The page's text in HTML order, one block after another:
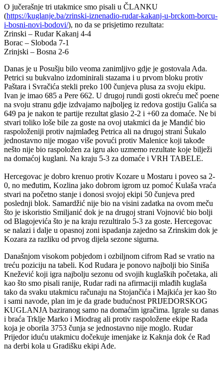
O jučerašnje tri utakmice smo pisali u ČLANKU
(https://kuglanje.ba/zrinski-iznenadio-rudar-kakanj-u-brckom-borcu-
i-bosni-novi-bodovi/), no da se prisjetimo rezultata:
Zrinski – Rudar Kakanj 4-4
Borac – Sloboda 7-1
Zrinjski – Bosna 2-6
Danas je u Posušju bilo veoma zanimljivo gdje je gostovala Ada.
Petrici su bukvalno izdominirali stazama i u prvom bloku protiv
Paštara i Svračića stekli preko 100 čunjeva plusa za svoju ekipu.
Ivan je imao 685 a Pere 662. U drugoj rundi gosti okreću meč poene
na svoju stranu gdje izdvajamo najboljeg iz redova gostiju Galića sa
649 pa je nakon te partije rezultat glasio 2-2 i +60 za domaće. Ne bi
stvari toliko loše bile za goste na ovoj utakmici da je Mandić bio
raspoloženiji protiv najmlađeg Petrica ali na drugoj strani Šukalo
jednostavno nije mogao više povući protiv Malenice koji takođe
nešto nije bio raspoložen za igru ako uzmemo rezultate koje bilježi
na domaćoj kuglani. Na kraju 5-3 za domaće i VRH TABELE.
Hercegovac je dobro krenuo protiv Kozare u Mostaru i poveo sa 2-
0, no međutim, Kozlina jako dobrom igrom uz pomoć Kulaša vraća
stvari na početno stanje i donosi svojoj ekipi 50 čunjeva pred
poslednji blok. Samardžić nije bio na visini zadatka na ovom meču
što je iskoristio Smiljanić dok je na drugoj strani Vojnović bio bolji
od Blagojevića što je na kraju rezultiralo 5-3 za goste. Hercegovac
se nalazi i dalje u opasnoj zoni ispadanja zajedno sa Zrinskim dok je
Kozara za razliku od prvog dijela sezone sigurna.
Današnjom visokom pobjedom i ozbiljnom cifrom Rad se vratio na
treću poziciju na tabeli. Kod Rudara je ponovo najbolji bio Siniša
Knežević koji igra najbolju sezonu od svojih kuglaških početaka, ali
kao što smo pisali ranije, Rudar radi na afirmaciji mlađih kuglaša
tako da svaku utakmicu računaju na Stojančića i Majkića jer kao što
i sami navode, plan im je da grade budućnost PRIJEDORSKOG
KUGLANJA baziranog samo na domaćim igračima. Igrale su danas
i braća Trklje Marko i Miodrag ali protiv raspoložene ekipe Rada
koja je oborila 3753 čunja se jednostavno nije moglo. Rudar
Prijedor iduću utakmicu dočekuje imenjake iz Kaknja dok će Rad
na derbi kola u Gradišku ekipi Ade.